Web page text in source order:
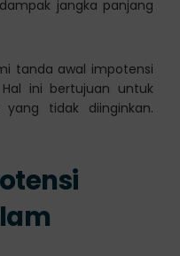
jangka panjang
tanda awal impotensi
ini bertujuan untuk
tidak diinginkan.